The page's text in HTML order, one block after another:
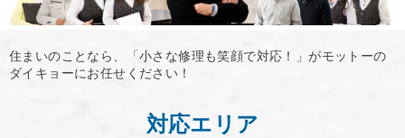
住まいのことなら、「小さな修理も笑顔で対応！」がモットーの
ダイキョーにお任せください！
対応エリア